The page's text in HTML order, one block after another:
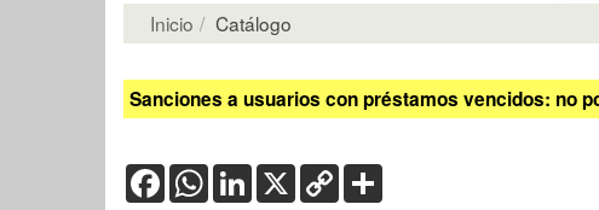
Inicio Catálogo
Sanciones a usuarios con préstamos vencidos: no
FacebookWhatsApp
LinkedIn
X Copy
Link